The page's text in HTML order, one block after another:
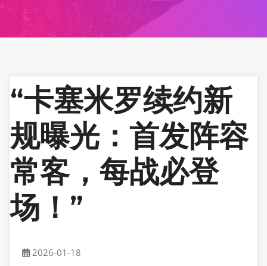
“卡塞米罗续约新
规曝光：首发阵容
常客，每战必登
场！”
2026-01-18